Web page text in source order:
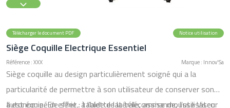
Télécharger le document PDF Notice utilisation
Siège Coquille Electrique Essentiel
Référence : XXX Marque : Innov'Sa
Siège coquille au design particulièrement soigné qui a la
particularité de permettre à son utilisateur de conserver son
autonomie. En effet, à l'aide de la télécommande, l'utilisateur
Il est équipé de série : tablette latérale, assise mousse Visco